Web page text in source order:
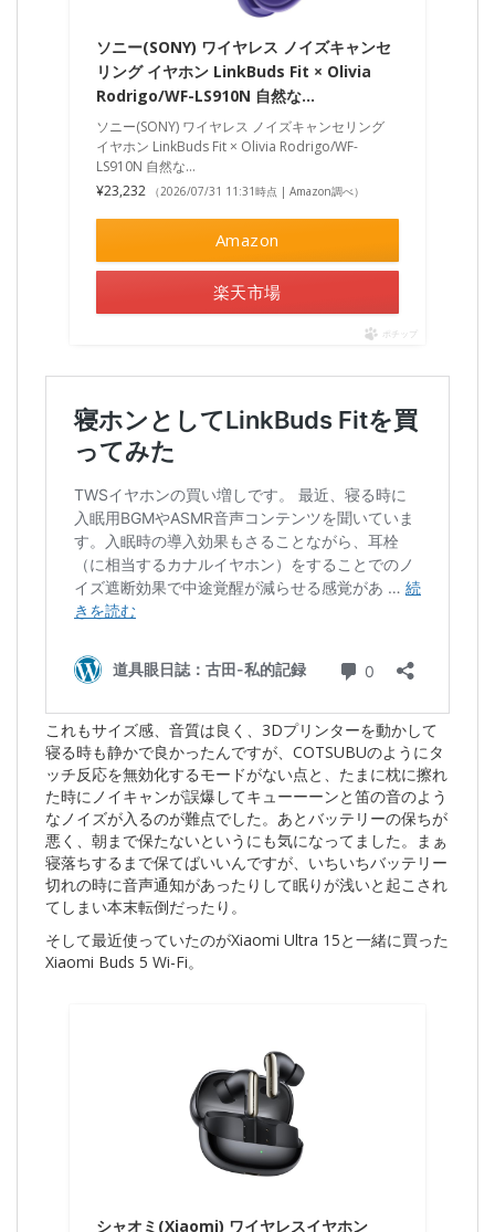
ソニー(SONY) ワイヤレス ノイズキャンセ
リング イヤホン LinkBuds Fit × Olivia
Rodrigo/WF-LS910N 自然な…
ソニー(SONY) ワイヤレス ノイズキャンセリング
イヤホン LinkBuds Fit × Olivia Rodrigo/WF-
LS910N 自然な…
¥23,232
（2026/07/31 11:31時点 | Amazon調べ）
Amazon
楽天市場
ポチップ
これもサイズ感、音質は良く、3Dプリンターを動かして
寝る時も静かで良かったんですが、COTSUBUのようにタ
ッチ反応を無効化するモードがない点と、たまに枕に擦れ
た時にノイキャンが誤爆してキューーーンと笛の音のよう
なノイズが入るのが難点でした。あとバッテリーの保ちが
悪く、朝まで保たないというにも気になってました。まぁ
寝落ちするまで保てばいいんですが、いちいちバッテリー
切れの時に音声通知があったりして眠りが浅いと起こされ
てしまい本末転倒だったり。
そして最近使っていたのがXiaomi Ultra 15と一緒に買った
Xiaomi Buds 5 Wi-Fi。
シャオミ(Xiaomi) ワイヤレスイヤホン